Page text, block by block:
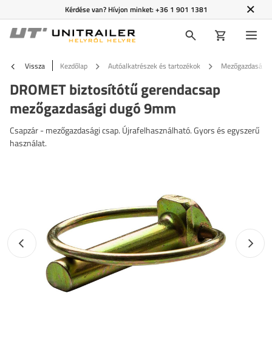
Kérdése van? Hívjon minket:+36 1 901 1381
Vissza Kezdőlap Autóalkatrészek és tartozékok Mezőgazdasági
DROMET biztosítótű gerendacsap
mezőgazdasági dugó 9mm
Csapzár - mezőgazdasági csap. Újrafelhasználható. Gyors és egyszerű
használat.
Előző fotó